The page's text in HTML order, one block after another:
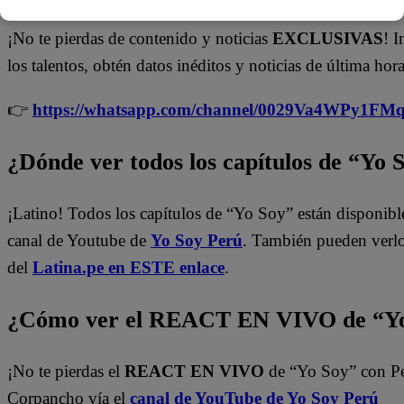
¡No te pierdas de contenido y noticias EXCLUSIVAS!
los talentos, obtén datos inéditos y noticias de última
👉 https://whatsapp.com/channel/
¿Dónde ver todos los capítulos de “Yo
¡Latino! Todos los capítulos de “Yo Soy” están
canal de Youtube de Yo Soy Perú. También pueden
del Latina.pe en ESTE enlace.
¿Cómo ver el REACT EN VIVO de
¡No te pierdas el REACT EN VIVO de “Yo Soy” con
Corpancho vía el canal de YouTube de Yo Soy Perú